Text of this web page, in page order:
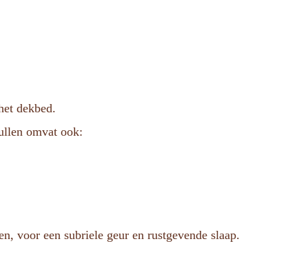
dekbed.
omvat ook:
voor een subriele geur en rustgevende slaap.